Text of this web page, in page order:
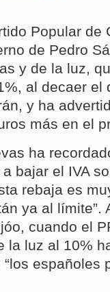
Popular de
de Pedro
y de la luz,
al decaer el
y ha
más en el
ha
bajar el IVA
rebaja es
ya al límite”.
cuando el
la luz al 10%
españoles